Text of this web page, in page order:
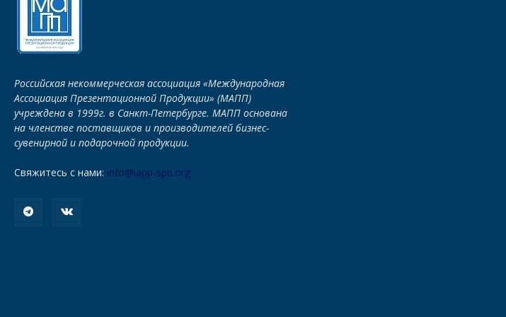
Российская некоммерческая ассоциация «Международная
Ассоциация Презентационной Продукции» (МАПП)
учреждена в 1999г. в Санкт-Петербурге. МАПП основана
на членстве поставщиков и производителей бизнес-
сувенирной и подарочной продукции.
Свяжитесь с нами: info@iapp-spb.org